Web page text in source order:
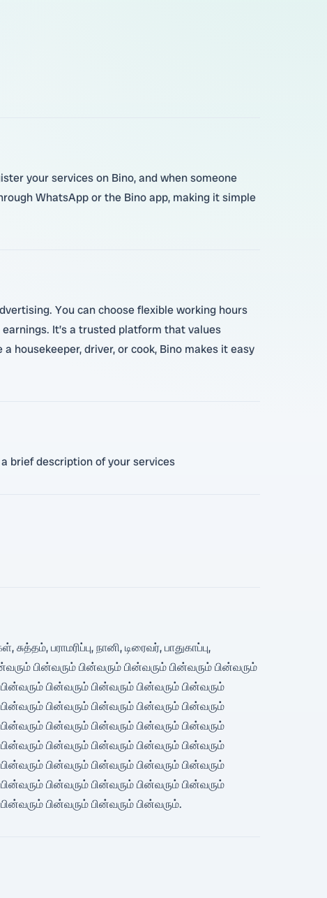
your services on Bino, and when someone
WhatsApp or the Bino app, making it simple
You can choose flexible working hours
It’s a trusted platform that values
housekeeper, driver, or cook, Bino makes it easy
brief description of your services
நானி, டிரைவர், பாதுகாப்பு,
பின்வரும் பின்வரும் பின்வரும் பின்வரும் பின்வரும்
பின்வரும் பின்வரும் பின்வரும் பின்வரும்
பின்வரும் பின்வரும் பின்வரும் பின்வரும்
பின்வரும் பின்வரும் பின்வரும் பின்வரும்
பின்வரும் பின்வரும் பின்வரும் பின்வரும்
பின்வரும் பின்வரும் பின்வரும் பின்வரும்
பின்வரும் பின்வரும் பின்வரும் பின்வரும்
பின்வரும் பின்வரும் பின்வரும்.